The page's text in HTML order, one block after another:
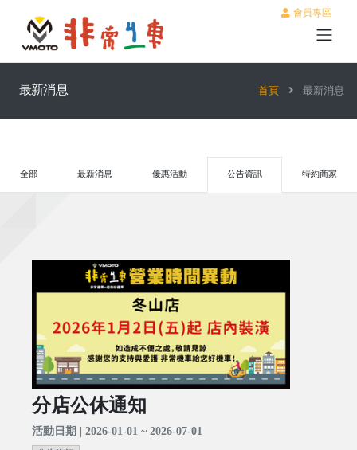
會員專區
最新消息 首頁 最新消息
全部 最新消息 優惠活動 公告資訊 特約商家
分店公休通知
活動日期 | 2026-01-01 ~ 2026-07-01